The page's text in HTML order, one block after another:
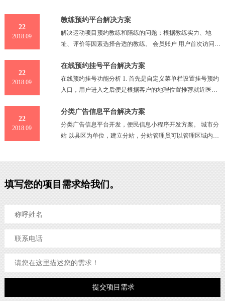
22
2018.09
教练预约平台解决方案
解决运动项目预约教练和陪练的问题；根据教练实力、地
址、评价等因素选择合适的教练。 会员账户 用户首次访问系
名、性
22
2018.09
在线预约挂号平台解决方案
在线预约挂号功能分析 1. 首先是自定义菜单栏设置挂号预约
入口，用户进入之后便是根据客户的地理位置推荐就近医
挂号的
22
2018.09
分类广告信息平台解决方案
分类广告信息平台开发，便民信息小程序开发方案。 城市分
站 以县区为单位，建立分站，分站管理员可以管理区域内的
填写您的项目需求给我们。